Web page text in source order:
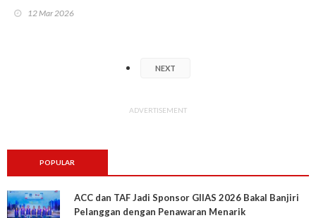
12 Mar 2026
NEXT
ADVERTISEMENT
POPULAR
ACC dan TAF Jadi Sponsor GIIAS 2026 Bakal Banjiri
Pelanggan dengan Penawaran Menarik